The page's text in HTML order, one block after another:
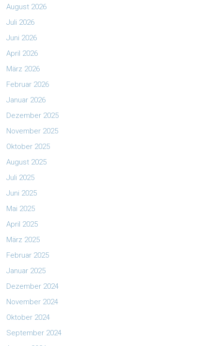
August 2026
Juli 2026
Juni 2026
April 2026
März 2026
Februar 2026
Januar 2026
Dezember 2025
November 2025
Oktober 2025
August 2025
Juli 2025
Juni 2025
Mai 2025
April 2025
März 2025
Februar 2025
Januar 2025
Dezember 2024
November 2024
Oktober 2024
September 2024